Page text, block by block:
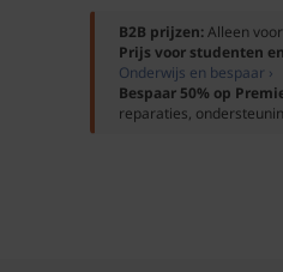
B2B prijzen:Alleen
Prijs voor studenten
Onderwijs en bespaar ›
Bespaar 50% op
reparaties,